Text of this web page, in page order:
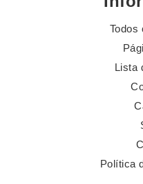
Todos
Lista
Política